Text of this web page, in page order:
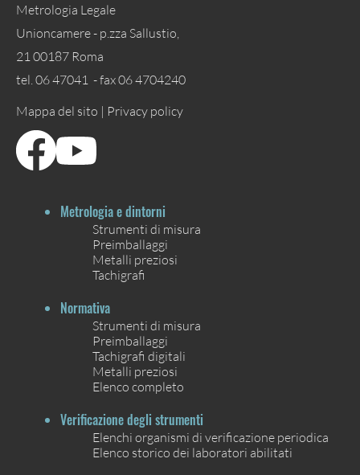
Metrologia Legale
Unioncamere - p.zza Sallustio,
21 00187 Roma
tel. 06 47041 - fax 06 4704240
Mappa del sito | Privacy policy
Metrologia e dintorni
Strumenti di misura
Preimballaggi
Metalli preziosi
Tachigrafi
Normativa
Strumenti di misura
Preimballaggi
Tachigrafi digitali
Metalli preziosi
Elenco completo
Verificazione degli strumenti
Elenchi organismi di verificazione periodica
Elenco storico dei laboratori abilitati